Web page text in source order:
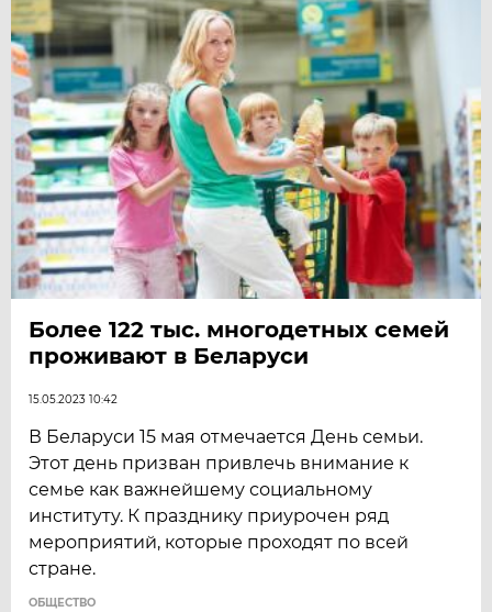
Более 122 тыс. многодетных семей
проживают в Беларуси
15.05.2023 10:42
В Беларуси 15 мая отмечается День семьи.
Этот день призван привлечь внимание к
семье как важнейшему социальному
институту. К празднику приурочен ряд
мероприятий, которые проходят по всей
стране.
ОБЩЕСТВО